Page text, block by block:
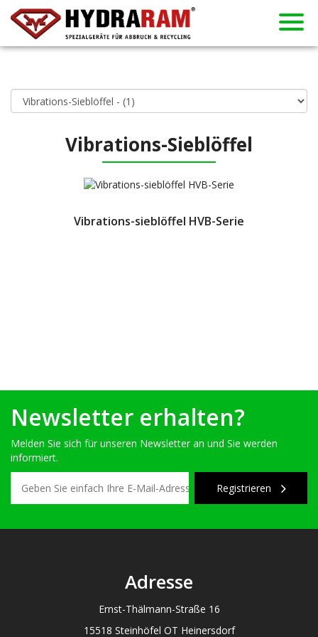
Vibrations-Sieblöffel
Vibrations-sieblöffel HVB-Serie
Newsletter erhalten?
Melden Sie sich für unseren Newsletter an und Sie werden
informiert.
Registrieren
Adresse
Ernst-Thälmann-Straße 16
15518 Steinhöfel OT Heinersdorf